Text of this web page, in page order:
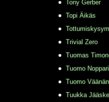
Tony Gerber
Topi Äikäs
Trivial Zero
Tuomas
Tuomo Noppari
Tuomo
Tuukka